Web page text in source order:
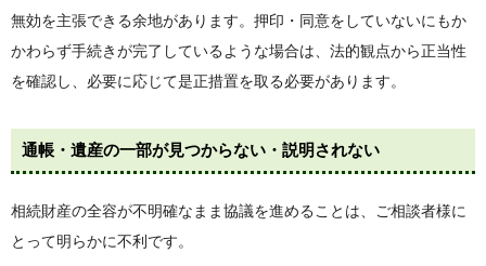
無効を主張できる余地があります。押印・同意をしていないにもか
かわらず手続きが完了しているような場合は、法的観点から正当性
を確認し、必要に応じて是正措置を取る必要があります。
通帳・遺産の一部が見つからない・説明されない
相続財産の全容が不明確なまま協議を進めることは、ご相談者様に
とって明らかに不利です。